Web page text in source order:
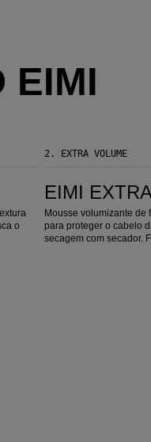
EIMI
o
2. EXTRA VOLUME
EIMI
Mousse volumizante de
para proteger o cabelo
secagem com secador.